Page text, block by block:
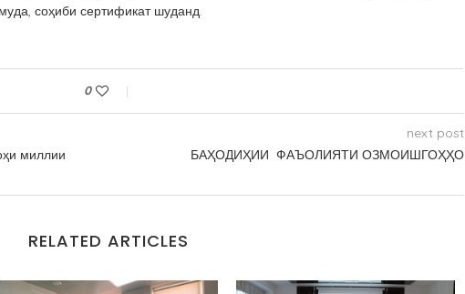
соҳиби сертификат шуданд.
0
миллии
next post
БАҲОДИҲИИ ФАЪОЛИЯТИ ОЗМОИШГОҲҲО
RELATED ARTICLES